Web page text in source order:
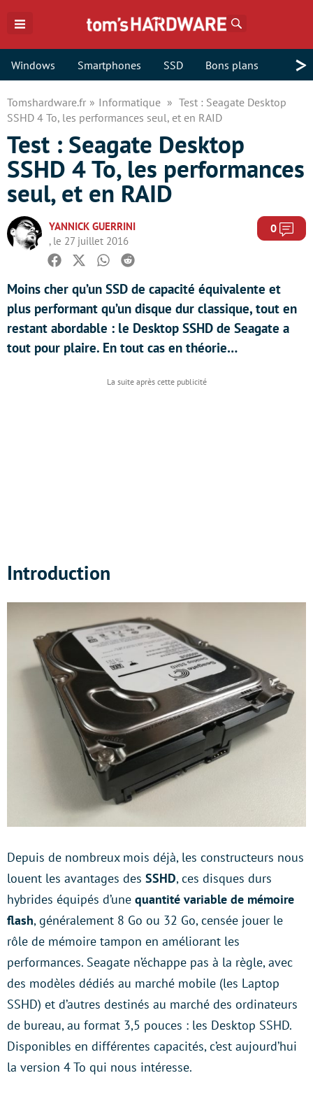
Windows Smartphones SSD Bons plans >
Tomshardware.fr Informatique
Test : Seagate Desktop
SSHD 4 To, les performances seul, et en RAID
Test : Seagate Desktop
SSHD 4 To, les performances
seul, et en RAID
YANNICK GUERRINI
, le 27 juillet 2016
0
Facebook
TwitterWhatsapp
Reddit
Moins cher qu’un SSD de capacité équivalente et
plus performant qu’un disque dur classique, tout en
restant abordable : le Desktop SSHD de Seagate a
tout pour plaire. En tout cas en théorie…
Introduction
Depuis de nombreux mois déjà, les constructeurs nous
louent les avantages des SSHD, ces disques durs
hybrides équipés d’une quantité variable de mémoire
flash, généralement 8 Go ou 32 Go, censée jouer le
rôle de mémoire tampon en améliorant les
performances. Seagate n’échappe pas à la règle, avec
des modèles dédiés au marché mobile (les Laptop
SSHD) et d’autres destinés au marché des ordinateurs
de bureau, au format 3,5 pouces : les Desktop SSHD.
Disponibles en différentes capacités, c’est aujourd’hui
la version 4 To qui nous intéresse.